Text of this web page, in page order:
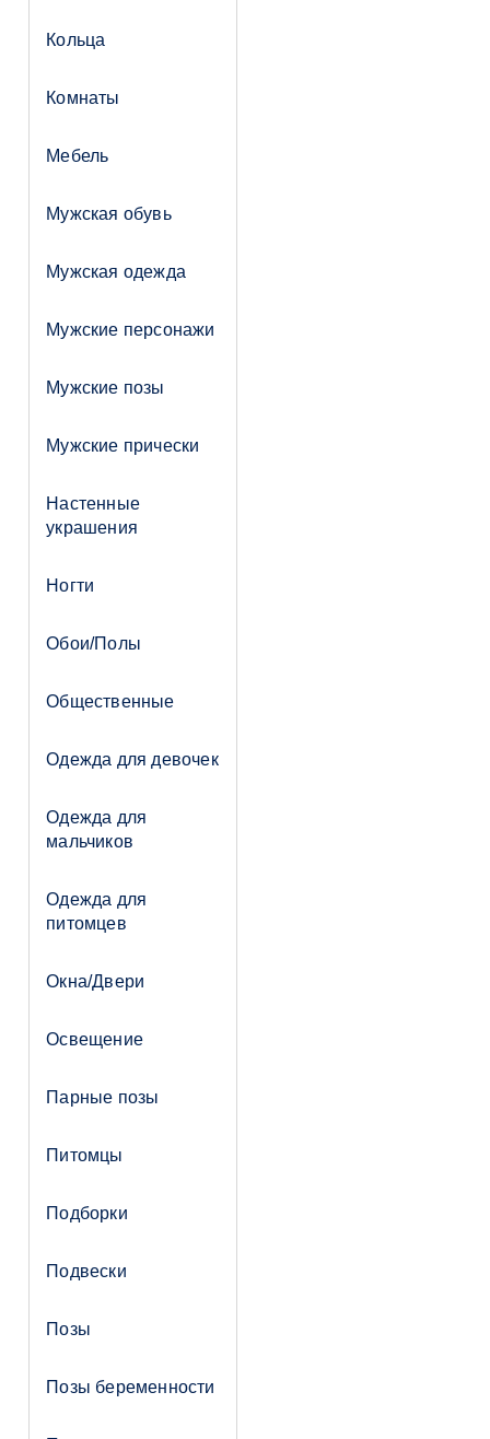
Кольца
Комнаты
Мебель
Мужская обувь
Мужская одежда
Мужские персонажи
Мужские позы
Мужские прически
Настенные
украшения
Ногти
Обои/Полы
Общественные
Одежда для девочек
Одежда для
мальчиков
Одежда для
питомцев
Окна/Двери
Освещение
Парные позы
Питомцы
Подборки
Подвески
Позы
Позы беременности